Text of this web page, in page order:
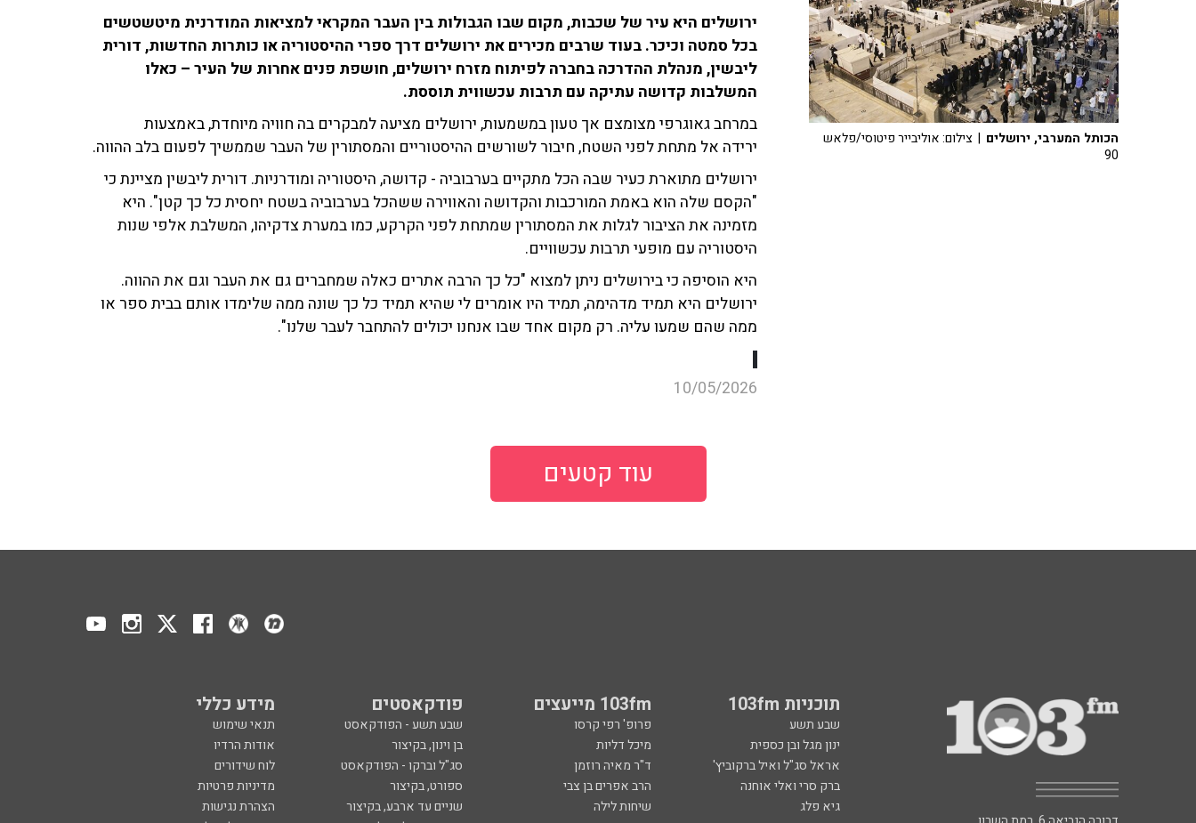
ירושלים היא עיר של שכבות, מקום שבו הגבולות בין העבר המקראי למציאות המודרנית מיטשטשים
בכל סמטה וכיכר. בעוד שרבים מכירים את ירושלים דרך ספרי ההיסטוריה או כותרות החדשות, דורית
ליבשין, מנהלת ההדרכה בחברה לפיתוח מזרח ירושלים, חושפת פנים אחרות של העיר – כאלו
המשלבות קדושה עתיקה עם תרבות עכשווית תוססת.
במרחב גאוגרפי מצומצם אך טעון במשמעות, ירושלים מציעה למבקרים בה חוויה מיוחדת, באמצעות
ירידה אל מתחת לפני השטח, חיבור לשורשים ההיסטוריים והמסתורין של העבר שממשיך לפעום בלב ההווה.
ירושלים מתוארת כעיר שבה הכל מתקיים בערבוביה - קדושה, היסטוריה ומודרניות. דורית ליבשין מציינת כי
"הקסם שלה הוא באמת המורכבות והקדושה והאווירה ששהכל בערבוביה בשטח יחסית כל כך קטן". היא
מזמינה את הציבור לגלות את המסתורין שמתחת לפני הקרקע, כמו במערת צדקיהו, המשלבת אלפי שנות
היסטוריה עם מופעי תרבות עכשוויים.
היא הוסיפה כי בירושלים ניתן למצוא "כל כך הרבה אתרים כאלה שמחברים גם את העבר וגם את ההווה.
ירושלים היא תמיד מדהימה, תמיד היו אומרים לי שהיא תמיד כל כך שונה ממה שלימדו אותם בבית ספר או
ממה שהם שמעו עליה. רק מקום אחד שבו אנחנו יכולים להתחבר לעבר שלנו".
10/05/2026
הכותל המערבי, ירושלים | צילום: אוליבייר פיטוסי/פלאש
90
עוד קטעים
תוכניות 103fm 103fm מייעצים פודקאסטים מידע כללי
שבע תשע פרופ' רפי קרסו שבע תשע - הפודקאסט
תנאי שימוש
ינון מגל ובן כספית
מיכל דליות בן וינון, בקיצור
אודות הרדיו
אראל סג"ל ואיל ברקוביץ'
ד"ר מאיה רוזמן סג"ל וברקו - הפודקאסט
לוח שידורים
ברק סרי ואלי אוחנה
הרב אפרים בן צבי ספורט, בקיצור
מדיניות פרטיות
גיא פלג
שיחות לילה שניים עד ארבע, בקיצור
הצהרת נגישות